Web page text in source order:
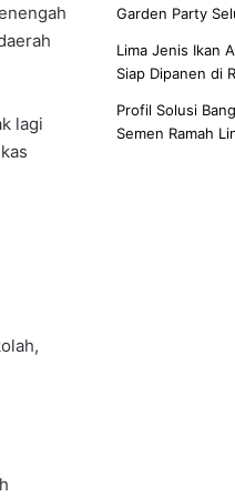
lagi
Garden Party
Lima Jenis Ikan
Siap Dipanen di
Profil Solusi
Semen Ramah